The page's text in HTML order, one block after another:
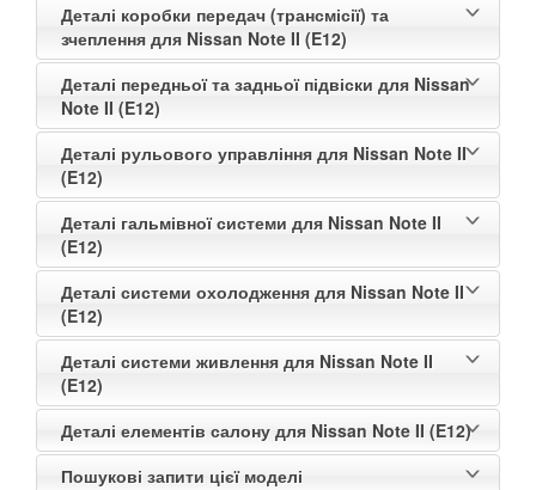
Деталі коробки передач (трансмісії) та
зчеплення для Nissan Note II (E12)
Деталі передньої та задньої підвіски для Nissan
Note II (E12)
Деталі рульового управління для Nissan Note II
(E12)
Деталі гальмівної системи для Nissan Note II
(E12)
Деталі системи охолодження для Nissan Note II
(E12)
Деталі системи живлення для Nissan Note II
(E12)
Деталі елементів салону для Nissan Note II (E12)
Пошукові запити цієї моделі